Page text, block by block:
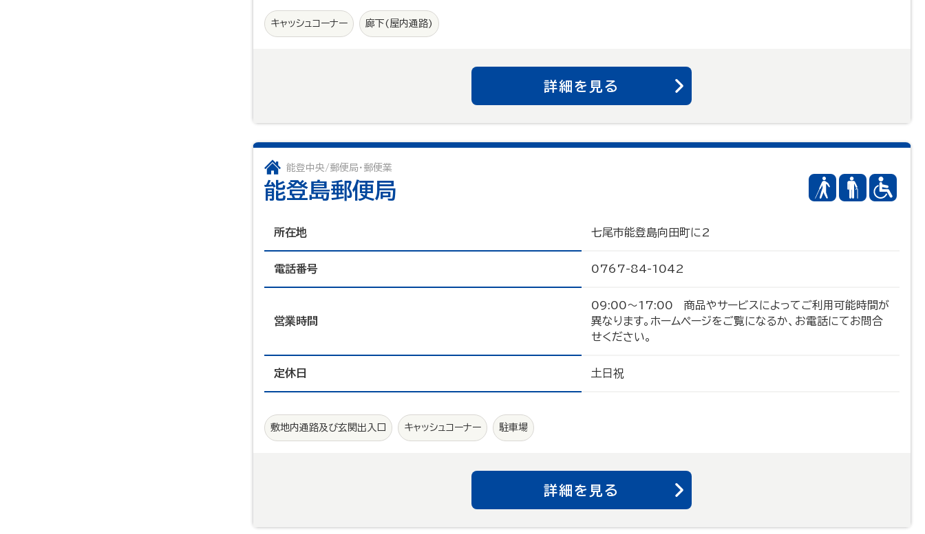
キャッシュコーナー 廊下(屋内通路)
詳細を見る
能登中央/郵便局・郵便業
能登島郵便局
所在地 七尾市能登島向田町に2
電話番号 0767-84-1042
営業時間
09:00～17:00 商品やサービスによってご利用可能時間が
異なります。ホームページをご覧になるか、お電話にてお問合
せください。
定休日 土日祝
敷地内通路及び玄関出入口 キャッシュコーナー 駐車場
詳細を見る